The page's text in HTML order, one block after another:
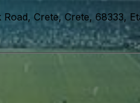
Crete, Crete, 68333,